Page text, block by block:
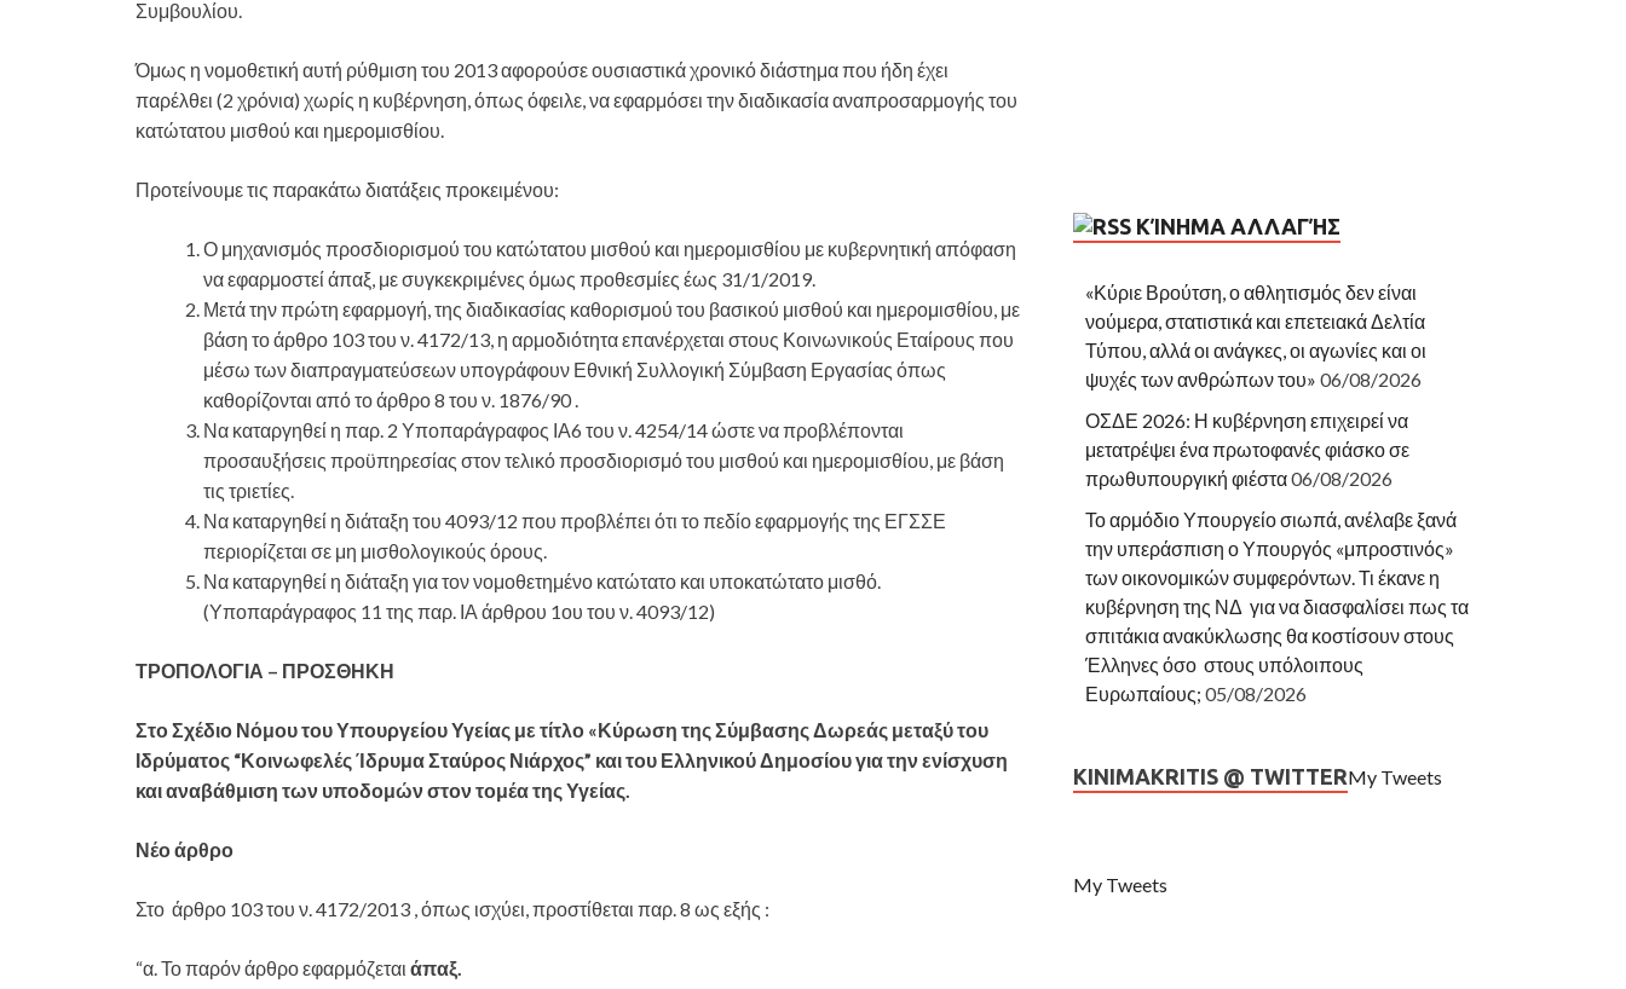
Συμβουλίου.
Όμως η νομοθετική αυτή ρύθμιση του 2013 αφορούσε ουσιαστικά χρονικό διάστημα που ήδη έχει
παρέλθει (2 χρόνια) χωρίς η κυβέρνηση, όπως όφειλε, να εφαρμόσει την διαδικασία αναπροσαρμογής του
κατώτατου μισθού και ημερομισθίου.
Προτείνουμε τις παρακάτω διατάξεις προκειμένου:
Ο μηχανισμός προσδιορισμού του κατώτατου μισθού και ημερομισθίου με κυβερνητική απόφαση
να εφαρμοστεί άπαξ, με συγκεκριμένες όμως προθεσμίες έως 31/1/2019.
Μετά την πρώτη εφαρμογή, της διαδικασίας καθορισμού του βασικού μισθού και ημερομισθίου, με
βάση το άρθρο 103 του ν. 4172/13, η αρμοδιότητα επανέρχεται στους Κοινωνικούς Εταίρους που
μέσω των διαπραγματεύσεων υπογράφουν Εθνική Συλλογική Σύμβαση Εργασίας όπως
καθορίζονται από το άρθρο 8 του ν. 1876/90 .
Να καταργηθεί η παρ. 2 Υποπαράγραφος ΙΑ6 του ν. 4254/14 ώστε να προβλέπονται
προσαυξήσεις προϋπηρεσίας στον τελικό προσδιορισμό του μισθού και ημερομισθίου, με βάση
τις τριετίες.
Να καταργηθεί η διάταξη του 4093/12 που προβλέπει ότι το πεδίο εφαρμογής της ΕΓΣΣΕ
περιορίζεται σε μη μισθολογικούς όρους.
Να καταργηθεί η διάταξη για τον νομοθετημένο κατώτατο και υποκατώτατο μισθό.
(Υποπαράγραφος 11 της παρ. ΙΑ άρθρου 1ου του ν. 4093/12)
ΤΡΟΠΟΛΟΓΙΑ – ΠΡΟΣΘΗΚΗ
Στο Σχέδιο Νόμου του Υπουργείου Υγείας με τίτλο «Κύρωση της Σύμβασης Δωρεάς μεταξύ του
Ιδρύματος “Κοινωφελές Ίδρυμα Σταύρος Νιάρχος” και του Ελληνικού Δημοσίου για την ενίσχυση
και αναβάθμιση των υποδομών στον τομέα της Υγείας.
Νέο άρθρο
Στο άρθρο 103 του ν. 4172/2013 , όπως ισχύει, προστίθεται παρ. 8 ως εξής :
“α. Το παρόν άρθρο εφαρμόζεται άπαξ.
ΚΊΝΗΜΑ ΑΛΛΑΓΉΣ
«Κύριε Βρούτση, ο αθλητισμός δεν είναι
νούμερα, στατιστικά και επετειακά Δελτία
Τύπου, αλλά οι ανάγκες, οι αγωνίες και οι
ψυχές των ανθρώπων του» 06/08/2026
ΟΣΔΕ 2026: Η κυβέρνηση επιχειρεί να
μετατρέψει ένα πρωτοφανές φιάσκο σε
πρωθυπουργική φιέστα06/08/2026
Το αρμόδιο Υπουργείο σιωπά, ανέλαβε ξανά
την υπεράσπιση ο Υπουργός «μπροστινός»
των οικονομικών συμφερόντων. Τι έκανε η
κυβέρνηση της ΝΔ για να διασφαλίσει πως τα
σπιτάκια ανακύκλωσης θα κοστίσουν στους
Έλληνες όσο στους υπόλοιπους
Ευρωπαίους; 05/08/2026
KINIMAKRITIS @ TWITTERMy Tweets
My Tweets